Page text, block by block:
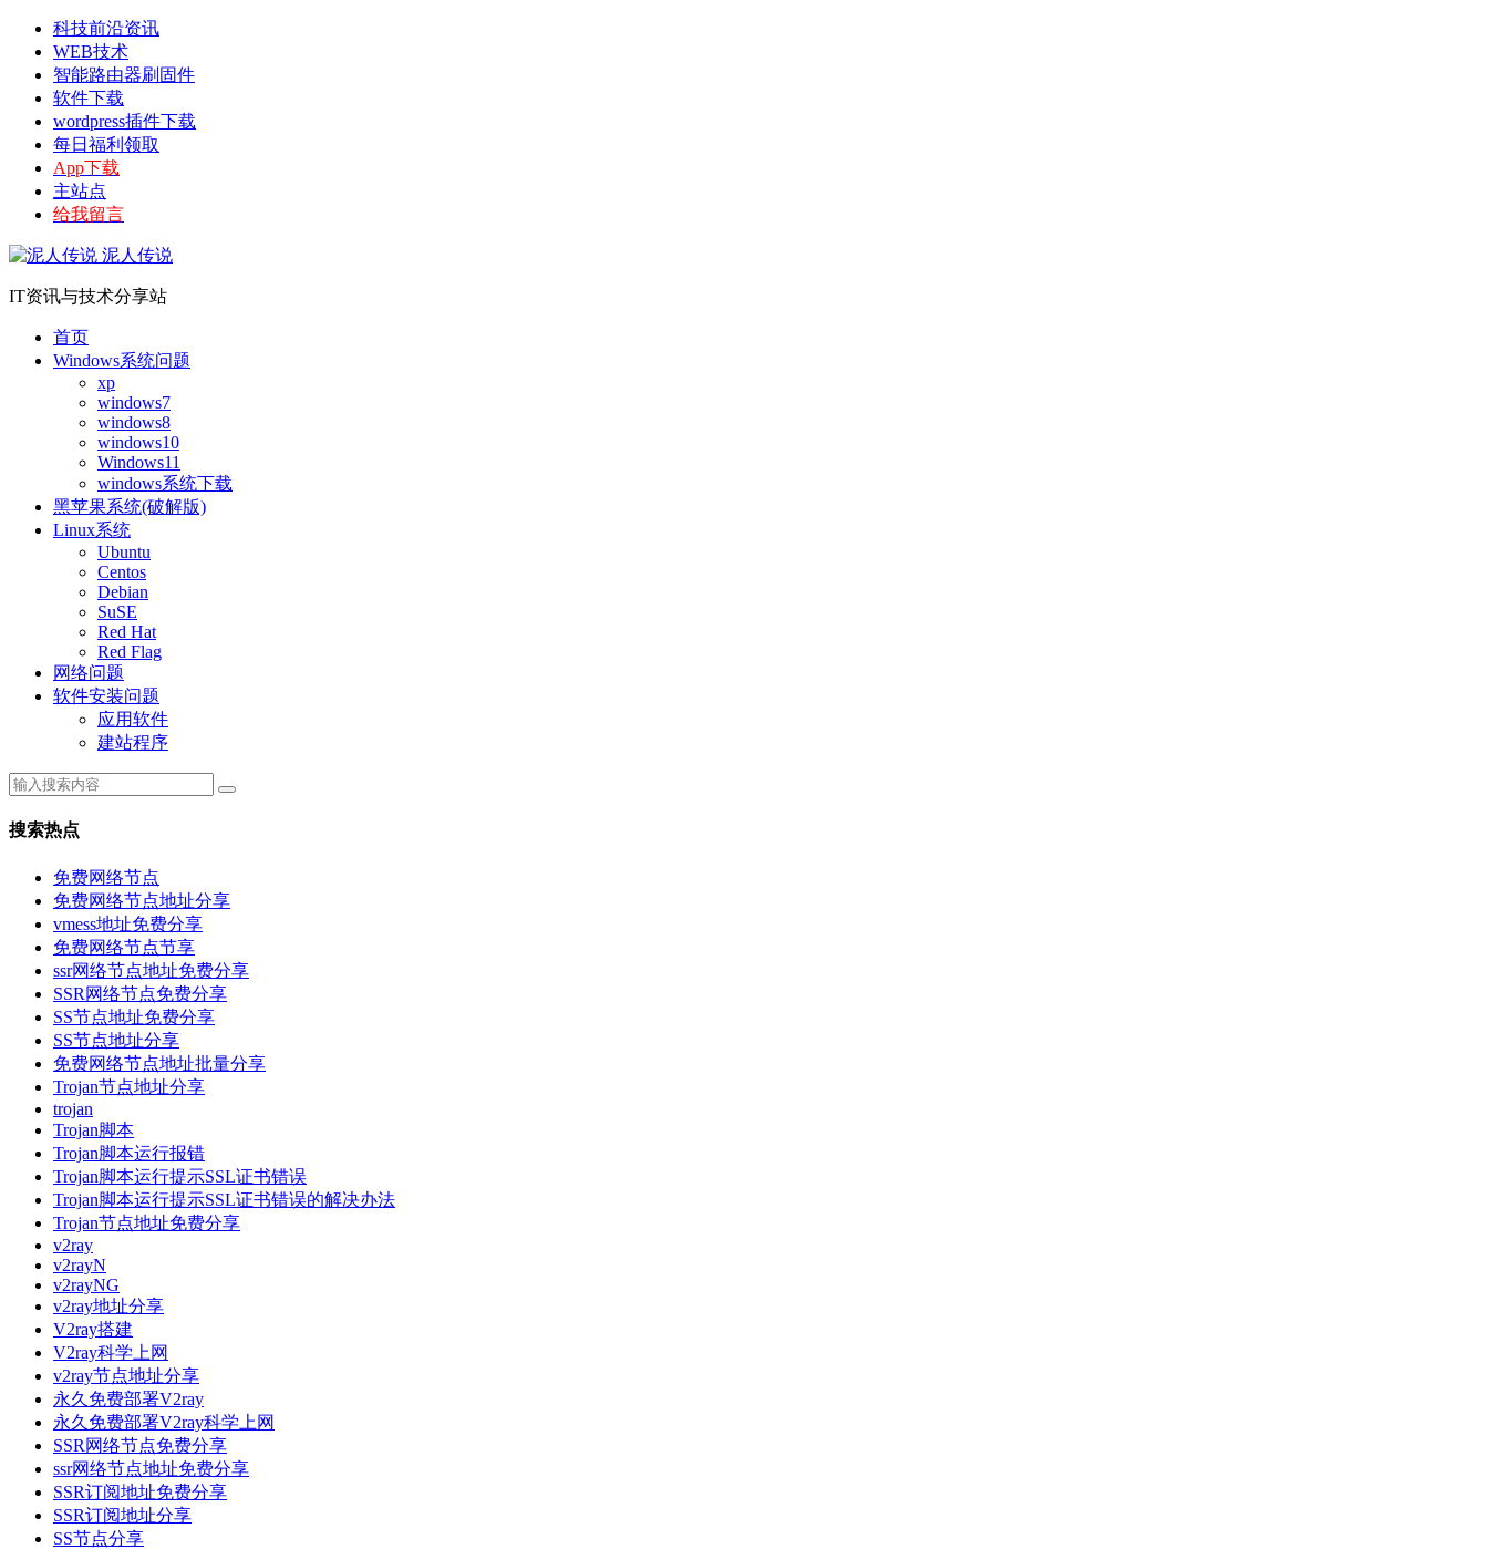
科技前沿资讯
WEB技术
智能路由器刷固件
软件下载
wordpress插件下载
每日福利领取
App下载
主站点
给我留言
泥人传说
IT资讯与技术分享站
首页
Windows系统问题
xp
windows7
windows8
windows10
Windows11
windows系统下载
黑苹果系统(破解版)
Linux系统
Ubuntu
Centos
Debian
SuSE
Red Hat
Red Flag
网络问题
软件安装问题
应用软件
建站程序
搜索热点
免费网络节点
免费网络节点地址分享
vmess地址免费分享
免费网络节点节享
ssr网络节点地址免费分享
SSR网络节点免费分享
SS节点地址免费分享
SS节点地址分享
免费网络节点地址批量分享
Trojan节点地址分享
trojan
Trojan脚本
Trojan脚本运行报错
Trojan脚本运行提示SSL证书错误
Trojan脚本运行提示SSL证书错误的解决办法
Trojan节点地址免费分享
v2ray
v2rayN
v2rayNG
v2ray地址分享
V2ray搭建
V2ray科学上网
v2ray节点地址分享
永久免费部署V2ray
永久免费部署V2ray科学上网
SSR网络节点免费分享
ssr网络节点地址免费分享
SSR订阅地址免费分享
SSR订阅地址分享
SS节点分享